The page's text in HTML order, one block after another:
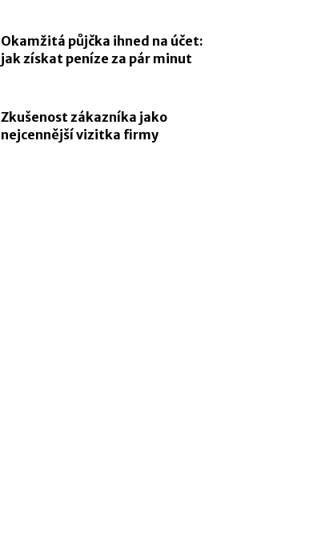
Okamžitá půjčka ihned na účet:
jak získat peníze za pár minut
Zkušenost zákazníka jako
nejcennější vizitka firmy